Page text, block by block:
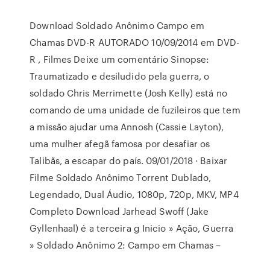
Download Soldado Anônimo Campo em
Chamas DVD-R AUTORADO 10/09/2014 em DVD-
R , Filmes Deixe um comentário Sinopse:
Traumatizado e desiludido pela guerra, o
soldado Chris Merrimette (Josh Kelly) está no
comando de uma unidade de fuzileiros que tem
a missão ajudar uma Annosh (Cassie Layton),
uma mulher afegã famosa por desafiar os
Talibãs, a escapar do país. 09/01/2018 · Baixar
Filme Soldado Anônimo Torrent Dublado,
Legendado, Dual Áudio, 1080p, 720p, MKV, MP4
Completo Download Jarhead Swoff (Jake
Gyllenhaal) é a terceira g Inicio » Ação, Guerra
» Soldado Anônimo 2: Campo em Chamas –